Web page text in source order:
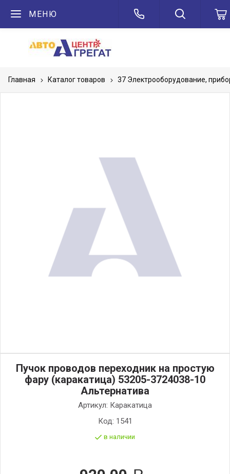
МЕНЮ
Главная Каталог товаров 37 Электрооборудование,
Пучок проводов переходник на простую
фару (каракатица) 53205-3724038-10
Альтернатива
Артикул: Каракатица
Код: 1541
в наличии